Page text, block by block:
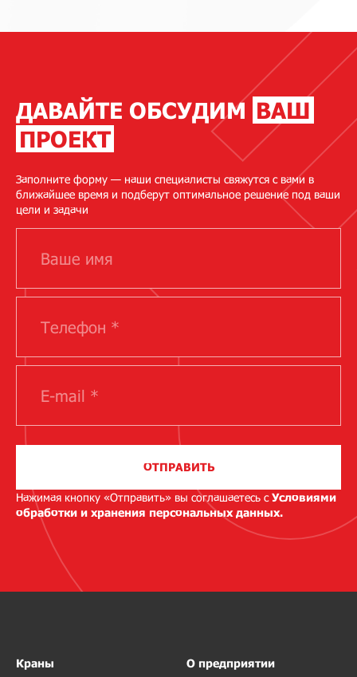
ДАВАЙТЕ ОБСУДИМ ВАШ
ПРОЕКТ
Заполните форму — наши специалисты свяжутся с вами в
ближайшее время и подберут оптимальное решение под ваши
цели и задачи
ОТПРАВИТЬ
Нажимая кнопку «Отправить» вы соглашаетесь сУсловиями
обработки и хранения персональных данных.
Краны О предприятии